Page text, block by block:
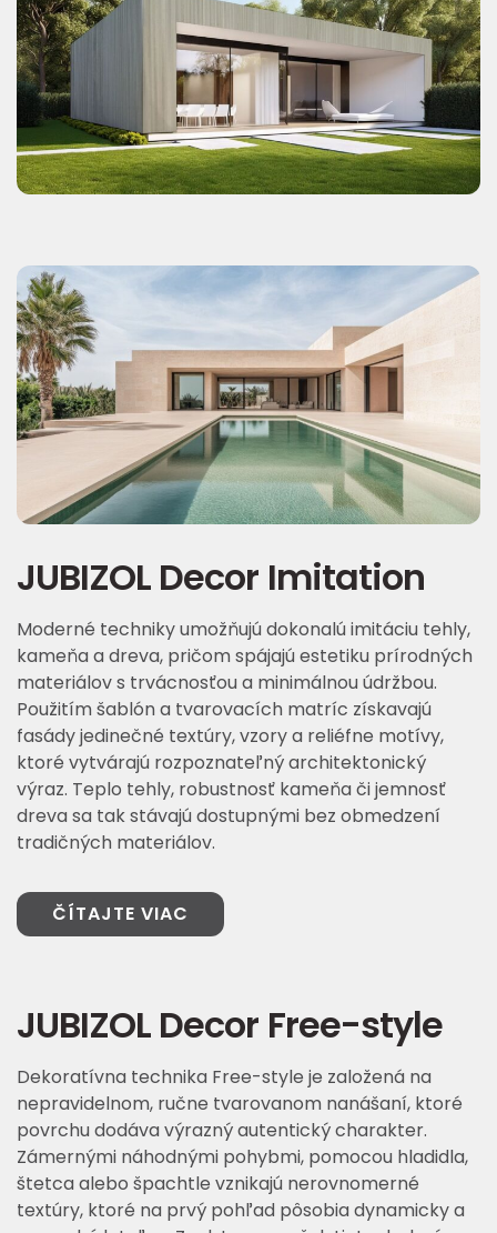
JUBIZOL Decor Imitation
Moderné techniky umožňujú dokonalú imitáciu tehly,
kameňa a dreva, pričom spájajú estetiku prírodných
materiálov s trvácnosťou a minimálnou údržbou.
Použitím šablón a tvarovacích matríc získavajú
fasády jedinečné textúry, vzory a reliéfne motívy,
ktoré vytvárajú rozpoznateľný architektonický
výraz. Teplo tehly, robustnosť kameňa či jemnosť
dreva sa tak stávajú dostupnými bez obmedzení
tradičných materiálov.
ČÍTAJTE VIAC
JUBIZOL Decor Free-style
Dekoratívna technika Free-style je založená na
nepravidelnom, ručne tvarovanom nanášaní, ktoré
povrchu dodáva výrazný autentický charakter.
Zámernými náhodnými pohybmi, pomocou hladidla,
štetca alebo špachtle vznikajú nerovnomerné
textúry, ktoré na prvý pohľad pôsobia dynamicky a